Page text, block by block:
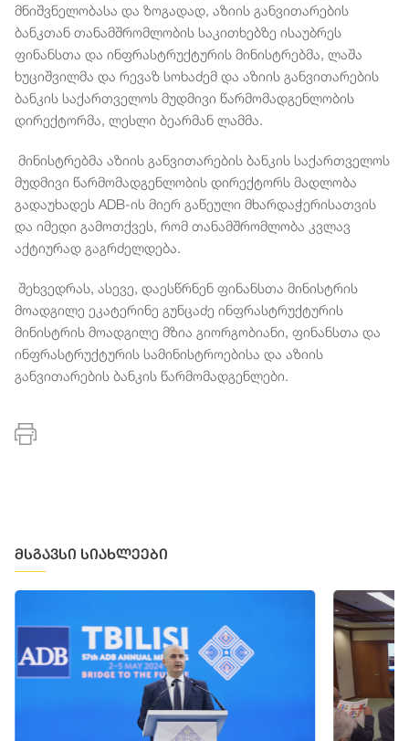
მნიშვნელობასა და ზოგადად, აზიის განვითარების
ბანკთან თანამშრომლობის საკითხებზე ისაუბრეს
ფინანსთა და ინფრასტრუქტურის მინისტრებმა, ლაშა
ხუციშვილმა და რევაზ სოხაძემ და აზიის განვითარების
ბანკის საქართველოს მუდმივი წარმომადგენლობის
დირექტორმა, ლესლი ბეარმან ლამმა.
მინისტრებმა აზიის განვითარების ბანკის საქართველოს
მუდმივი წარმომადგენლობის დირექტორს მადლობა
გადაუხადეს ADB-ის მიერ გაწეული მხარდაჭერისათვის
და იმედი გამოთქვეს, რომ თანამშრომლობა კვლავ
აქტიურად გაგრძელდება.
შეხვედრას, ასევე, დაესწრნენ ფინანსთა მინისტრის
მოადგილე ეკატერინე გუნცაძე ინფრასტრუქტურის
მინისტრის მოადგილე მზია გიორგობიანი, ფინანსთა და
ინფრასტრუქტურის სამინისტროებისა და აზიის
განვითარების ბანკის წარმომადგენლები.
მსგავსი სიახლეები